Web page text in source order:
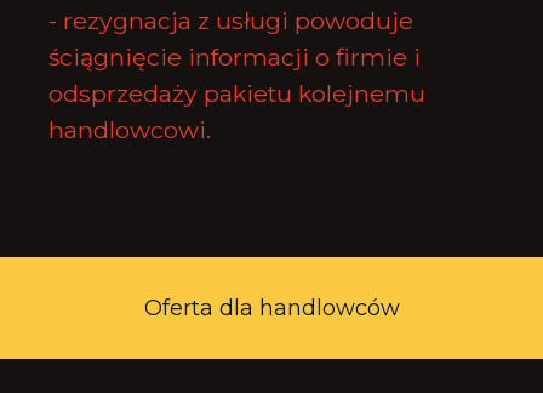
- rezygnacja z usługi powoduje
ściągnięcie informacji o firmie i
odsprzedaży pakietu kolejnemu
handlowcowi.
Oferta dla handlowców